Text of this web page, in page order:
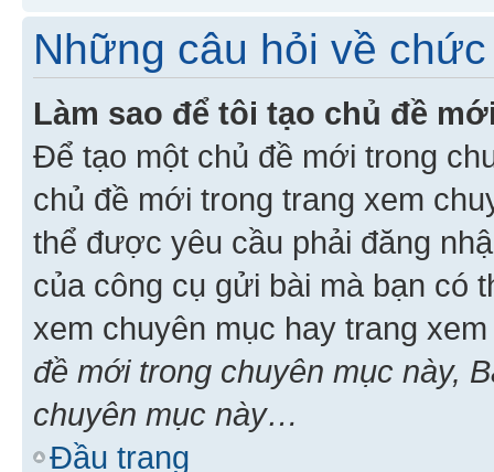
Những câu hỏi về
Làm sao để tôi tạo chủ đề
Để tạo một chủ đề mới trong
chủ đề mới trong trang xem
thể được yêu cầu phải đăng
của công cụ gửi bài mà bạn có
xem chuyên mục hay trang
đề mới trong chuyên mục này,
chuyên mục này…
Đầu trang